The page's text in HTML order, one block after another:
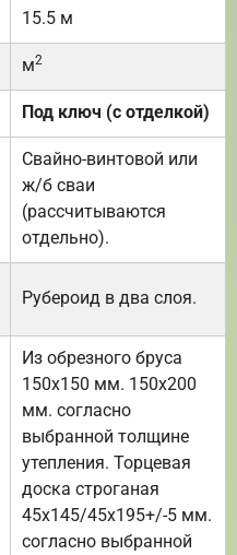
15.5 м
м2
Под ключ (с отделкой)
Свайно-винтовой или
ж/б сваи
(рассчитываются
отдельно).
Рубероид в два слоя.
Из обрезного бруса
150х150 мм. 150х200
мм. согласно
выбранной толщине
утепления. Торцевая
доска строганая
45х145/45х195+/-5 мм.
согласно выбранной